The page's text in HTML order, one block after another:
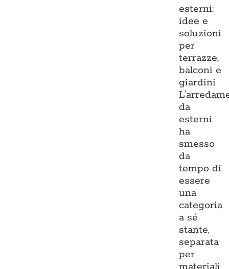
esterni:
idee e
soluzioni
per
terrazze,
balconi e
giardini
da
esterni
ha
smesso
da
tempo di
essere
una
categoria
a sé
stante,
separata
per